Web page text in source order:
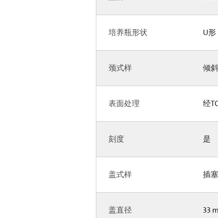
培养瓶形状 U形
颈式样 倾斜
表面处理 经
刻度 是
盖式样 插
盖直径 33